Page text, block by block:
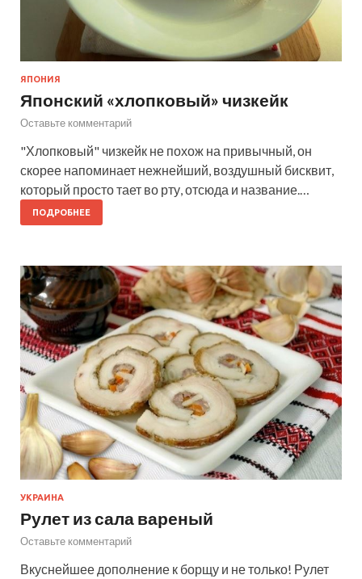
ЯПОНИЯ
Японский «хлопковый» чизкейк
Оставьте комментарий
"Хлопковый" чизкейк не похож на привычный, он
скорее напоминает нежнейший, воздушный бисквит,
который просто тает во рту, отсюда и название.…
ПОДРОБНЕЕ
УКРАИНА
Рулет из сала вареный
Оставьте комментарий
Вкуснейшее дополнение к борщу и не только! Рулет